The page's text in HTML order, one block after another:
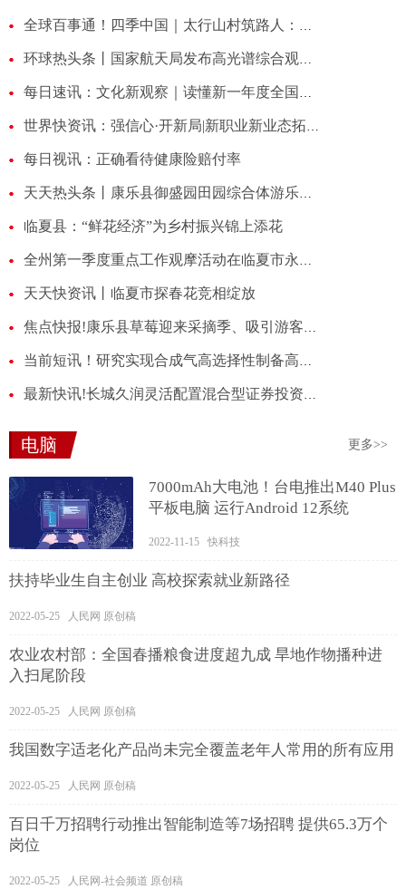
全球百事通！四季中国｜太行山村筑路人：一座山 一条路 一个梦
环球热头条丨国家航天局发布高光谱综合观测卫星首批影像成果
每日速讯：文化新观察｜读懂新一年度全国十大考古新发现
世界快资讯：强信心·开新局|新职业新业态拓宽就业空间——就业大省扩就业观察
每日视讯：正确看待健康险赔付率
天天热头条丨康乐县御盛园田园综合体游乐园项目即将完工
临夏县：“鲜花经济”为乡村振兴锦上添花
全州第一季度重点工作观摩活动在临夏市永靖县进行
天天快资讯丨临夏市探春花竞相绽放
焦点快报!康乐县草莓迎来采摘季、吸引游客前去采摘游玩
当前短讯！研究实现合成气高选择性制备高碳醇类化合物
最新快讯!长城久润灵活配置混合型证券投资基金收益分配公告
电脑 更多>>
7000mAh大电池！台电推出M40 Plus
平板电脑 运行Android 12系统
2022-11-15 快科技
扶持毕业生自主创业 高校探索就业新路径
2022-05-25 人民网 原创稿
农业农村部：全国春播粮食进度超九成 旱地作物播种进
入扫尾阶段
2022-05-25 人民网 原创稿
我国数字适老化产品尚未完全覆盖老年人常用的所有应用
2022-05-25 人民网 原创稿
百日千万招聘行动推出智能制造等7场招聘 提供65.3万个
岗位
2022-05-25 人民网-社会频道 原创稿